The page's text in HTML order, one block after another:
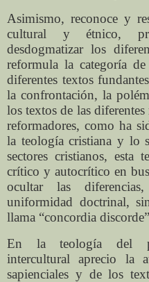
Asimismo, reconoce y
cultural y étnico,
desdogmatizar los
reformula la categoría
diferentes textos
la confrontación, la
los textos de las
reformadores, como ha
la teología cristiana y lo
sectores cristianos, esta
crítico y autocrítico en
ocultar las
uniformidad doctrinal,
llama “concordia
En la teología del
intercultural aprecio la
sapienciales y de los